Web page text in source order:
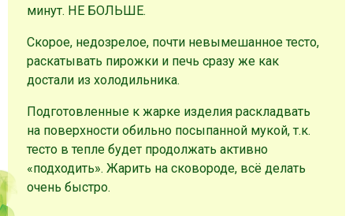
минут. НЕ БОЛЬШЕ.
Скорое, недозрелое, почти невымешанное тесто,
раскатывать пирожки и печь сразу же как
достали из холодильника.
Подготовленные к жарке изделия раскладвать
на поверхности обильно посыпанной мукой, т.к.
тесто в тепле будет продолжать активно
«подходить». Жарить на сковороде, всё делать
очень быстро.